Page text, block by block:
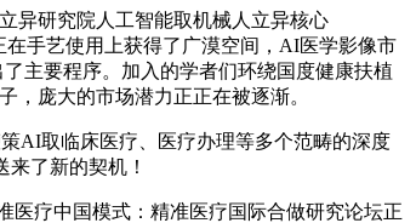
异研究院人工智能取机械人立异核心
手艺使用上获得了广漠空间，AI医学影像市
主要程序。加入的学者们环绕国度健康扶植
庞大的市场潜力正正在被逐渐。
AI取临床医疗、医疗办理等多个范畴的深度
了新的契机！
疗中国模式：精准医疗国际合做研究论坛正